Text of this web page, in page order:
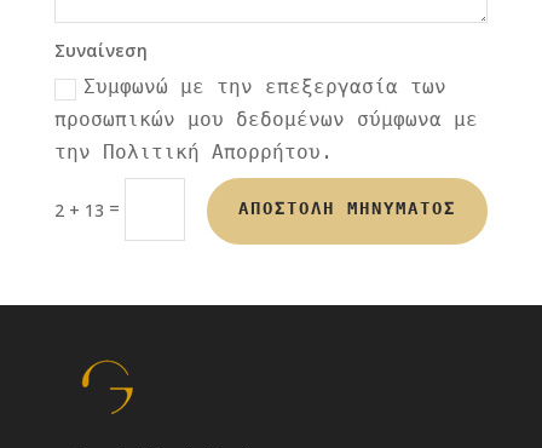
Συναίνεση
Συμφωνώ με την επεξεργασία των
προσωπικών μου δεδομένων σύμφωνα με
την Πολιτική Απορρήτου.
2 + 13 = ΑΠΟΣΤΟΛΗ ΜΗΝΥΜΑΤΟΣ